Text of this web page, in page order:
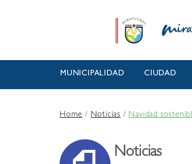
MUNICIPALIDAD CIUDAD
Home/Noticias /Navidad
Noticias